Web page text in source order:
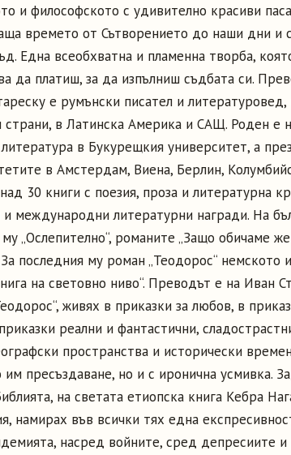
и философското с удивително красиви
времето от Сътворението до наши дни и
Една всеобхватна и пламенна творба,
да платиш, за да изпълниш съдбата си.
е румънски писател и литературовед,
страни, в Латинска Америка и САЩ. Роден е
в Букурещкия университет, а
в Амстердам, Виена, Берлин,
30 книги с поезия, проза и литературна
и международни литературни награди. На
„Ослепително“, романите „Защо обичаме
За последния му роман „Теодорос“
на световно ниво“. Преводът е на Иван
живях в приказки за любов, в
реални и фантастични,
пространства и исторически
им пресъздаване, но и с иронична усмивка.
на светата етиопска книга Кебра
намирах във всички тях една
насред войните, сред депресиите